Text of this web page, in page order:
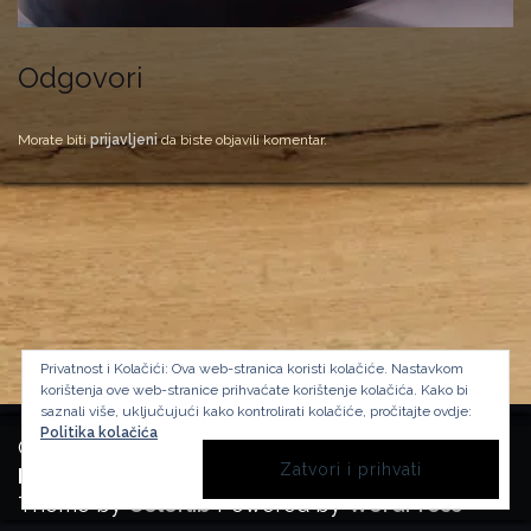
Odgovori
Morate biti prijavljenida biste objavili komentar.
Copyright Manufactura Historica, 2024.
Background image by kbzaon Freepik
Theme byColorlibPowered byWordPress BACK
Privatnost i Kolačići: Ova web-stranica koristi kolačiće. Nastavkom
korištenja ove web-stranice prihvaćate korištenje kolačića. Kako bi
saznali više, uključujući kako kontrolirati kolačiće, pročitajte ovdje:
Politika kolačića